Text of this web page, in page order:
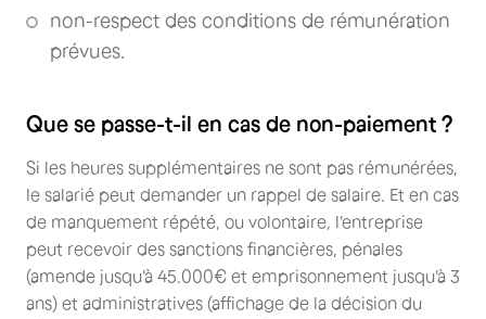
non-respect des conditions de rémunération
prévues.
Que se passe-t-il en cas de non-paiement ?
Si les heures supplémentaires ne sont pas rémunérées,
le salarié peut demander un rappel de salaire. Et en cas
de manquement répété, ou volontaire, l'entreprise
peut recevoir des sanctions financières, pénales
(amende jusqu'à 45.000€ et emprisonnement jusqu'à 3
ans) et administratives (affichage de la décision du